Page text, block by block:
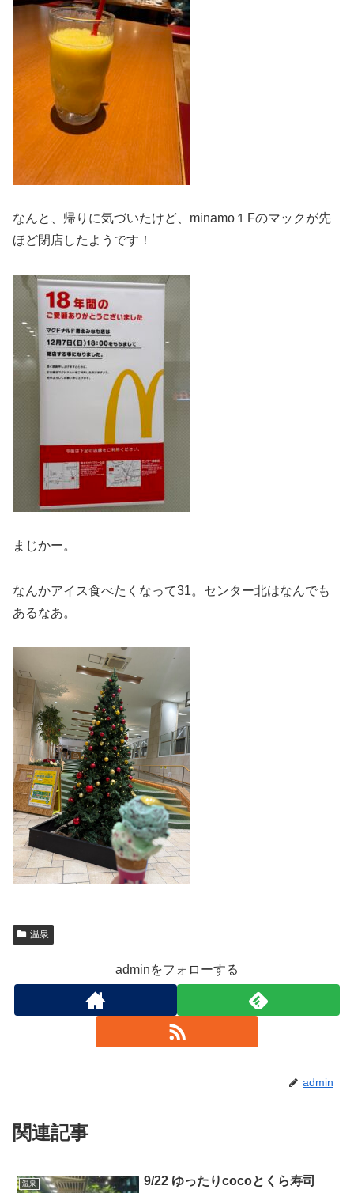
なんと、帰りに気づいたけど、minamo１Fのマックが先
ほど閉店したようです！
まじかー。
なんかアイス食べたくなって31。センター北はなんでも
あるなあ。
温泉
adminをフォローする
admin
関連記事
温泉 9/22 ゆったりcocoとくら寿司